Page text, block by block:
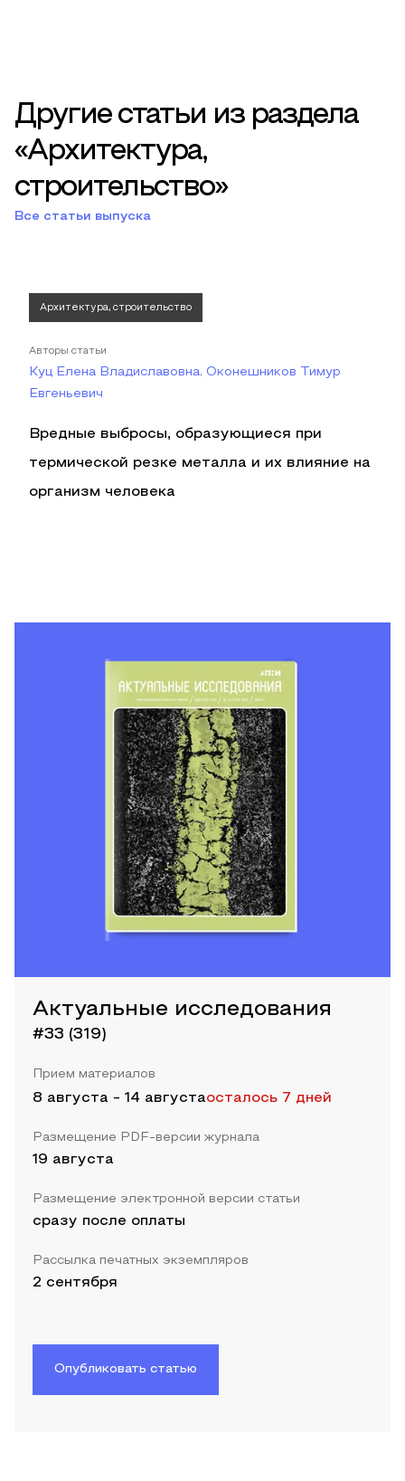
Другие статьи из раздела
«Архитектура,
строительство»
Все статьи выпуска
Архитектура, строительство
Авторы статьи
Куц Елена Владиславовна, Оконешников Тимур
Евгеньевич
Вредные выбросы, образующиеся при
термической резке металла и их влияние на
организм человека
Актуальные исследования
#33 (319)
Прием материалов
8 августа - 14 августаосталось 7 дней
Размещение PDF-версии журнала
19 августа
Размещение электронной версии статьи
сразу после оплаты
Рассылка печатных экземпляров
2 сентября
Опубликовать статью